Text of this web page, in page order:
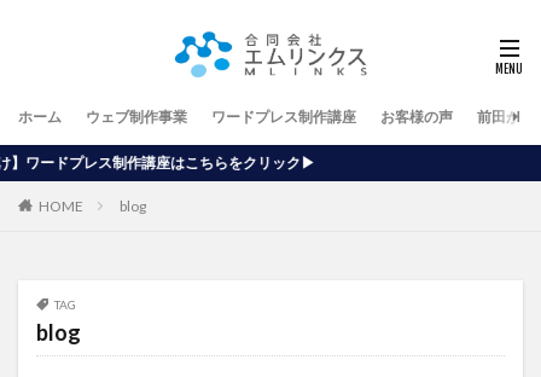
ホーム ウェブ制作事業 ワードプレス制作講座 お客様の声 前田が行
座はこちらをクリック▶
HOME blog
TAG
blog